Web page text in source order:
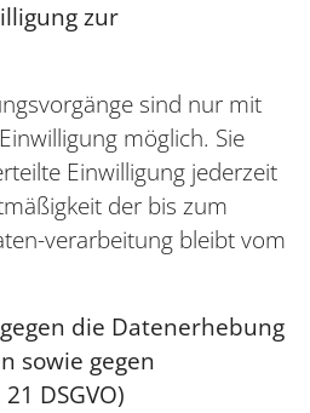
zur
sind nur mit
möglich. Sie
Einwilligung jederzeit
der bis zum
verarbeitung bleibt vom
die Datenerhebung
sowie gegen
DSGVO)